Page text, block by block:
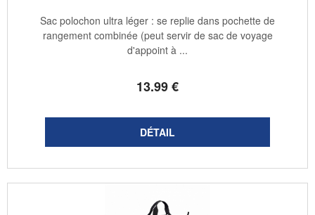
13.99€
Sac polochon ultra léger : se replie dans pochette de
rangement combinée (peut servir de sac de voyage
d'appoint à ...